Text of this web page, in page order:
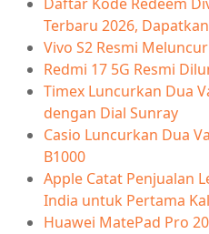
Terbaru 2026,
Vivo S2 Resmi
Redmi 17 5G Resmi
Timex Luncurkan Dua
dengan Dial Sunray
Casio Luncurkan Dua
B1000
Apple Catat Penjualan
India untuk Pertama
Huawei MatePad Pro